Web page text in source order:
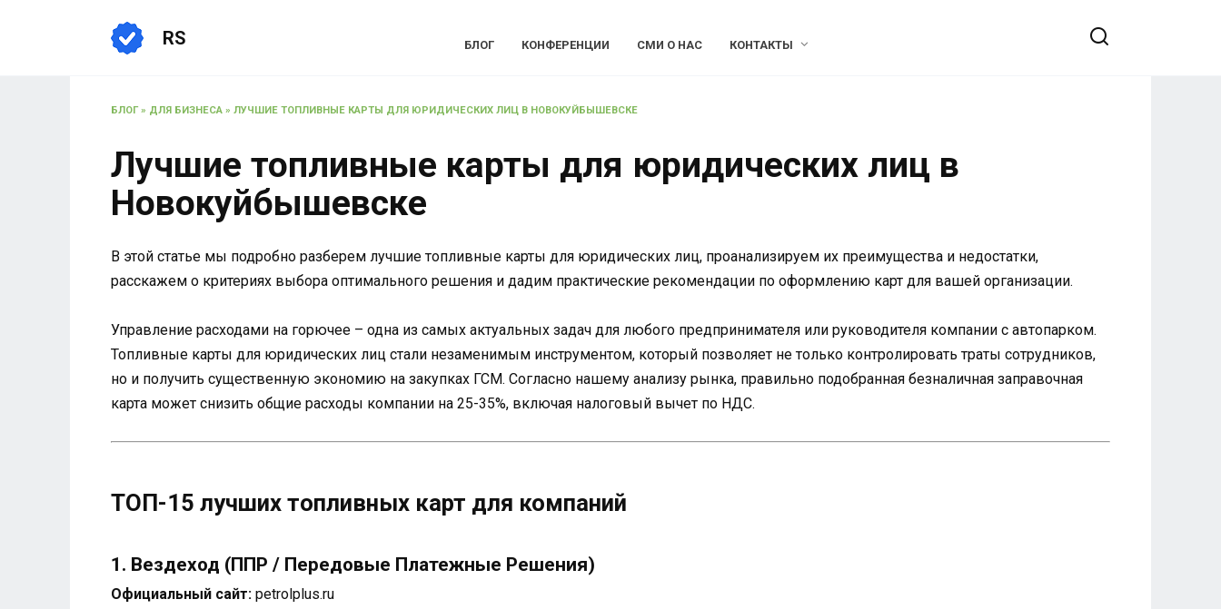
RS БЛОГ КОНФЕРЕНЦИИ СМИ О НАС КОНТАКТЫ
БЛОГ» ДЛЯ БИЗНЕСА » ЛУЧШИЕ ТОПЛИВНЫЕ КАРТЫ ДЛЯ ЮРИДИЧЕСКИХ ЛИЦ В НОВОКУЙБЫШЕВСКЕ
Лучшие топливные карты для юридических лиц в
Новокуйбышевске
В этой статье мы подробно разберем лучшие топливные карты для юридических лиц, проанализируем их преимущества и недостатки,
расскажем о критериях выбора оптимального решения и дадим практические рекомендации по оформлению карт для вашей организации.
Управление расходами на горючее – одна из самых актуальных задач для любого предпринимателя или руководителя компании с автопарком.
Топливные карты для юридических лиц стали незаменимым инструментом, который позволяет не только контролировать траты сотрудников,
но и получить существенную экономию на закупках ГСМ. Согласно нашему анализу рынка, правильно подобранная безналичная заправочная
карта может снизить общие расходы компании на 25-35%, включая налоговый вычет по НДС.
ТОП-15 лучших топливных карт для компаний
1. Вездеход (ППР / Передовые Платежные Решения)
Официальный сайт: petrolplus.ru